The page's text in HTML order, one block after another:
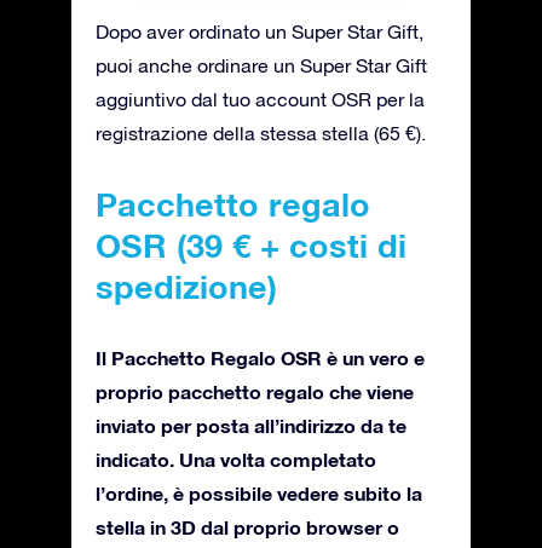
Dopo aver ordinato un Super Star Gift,
puoi anche ordinare un Super Star Gift
aggiuntivo dal tuo account OSR per la
registrazione della stessa stella (65 €).
Pacchetto regalo
OSR (39 € + costi di
spedizione)
Il Pacchetto Regalo OSR è un vero e
proprio pacchetto regalo che viene
inviato per posta all’indirizzo da te
indicato. Una volta completato
l’ordine, è possibile vedere subito la
stella in 3D dal proprio browser o